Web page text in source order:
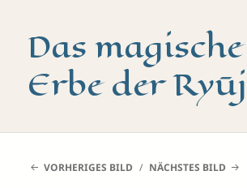
Das magische
Erbe der
VORHERIGES BILD NÄCHSTES BILD